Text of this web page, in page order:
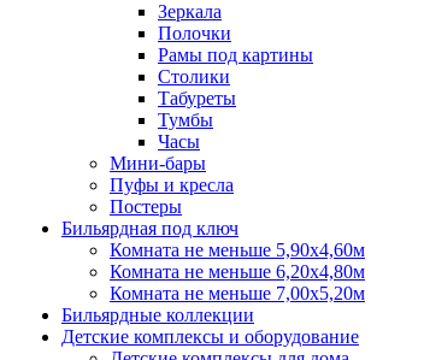
Зеркала
Полочки
Рамы под картины
Столики
Табуреты
Тумбы
Часы
Мини-бары
Пуфы и кресла
Постеры
Бильярдная под ключ
Комната не меньше 5,90х4,60м
Комната не меньше 6,20х4,80м
Комната не меньше 7,00х5,20м
Бильярдные коллекции
Детские комплексы и оборудование